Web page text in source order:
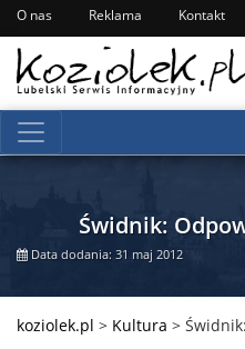
O nas Reklama Kontakt
Świdnik:
Data dodania: 31 maj 2012
koziolek.pl > Kultura >